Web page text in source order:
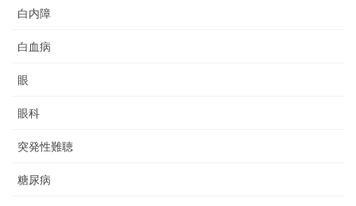
白内障
白血病
眼
眼科
突発性難聴
糖尿病